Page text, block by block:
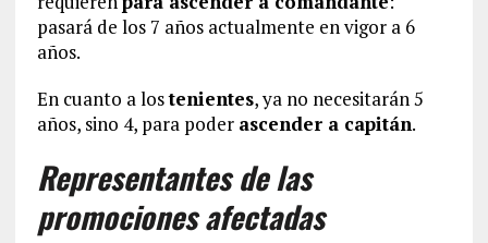
pasará de los 7 años actualmente en vigor a 6
años.
En cuanto a lostenientes, ya no necesitarán 5
años, sino 4, para poder ascender a capitán.
Representantes de las
promociones afectadas